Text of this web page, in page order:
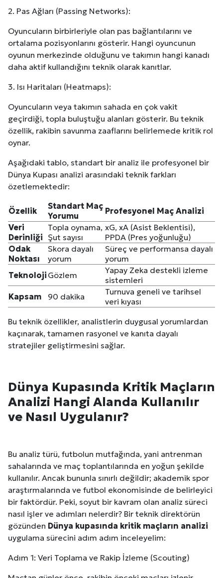
2. Pas Ağları (Passing Networks):
Oyuncuların birbirleriyle olan pas bağlantılarını ve
ortalama pozisyonlarını gösterir. Hangi oyuncunun
oyunun merkezinde olduğunu ve takımın hangi kanadı
daha aktif kullandığını teknik olarak kanıtlar.
3. Isı Haritaları (Heatmaps):
Oyuncuların veya takımın sahada en çok vakit
geçirdiği, topla buluştuğu alanları gösterir. Bu teknik
özellik, rakibin savunma zaaflarını belirlemede kritik rol
oynar.
Aşağıdaki tablo, standart bir analiz ile profesyonel bir
Dünya Kupası analizi arasındaki teknik farkları
özetlemektedir:
Özellik
Standart Maç
Yorumu
Profesyonel Maç Analizi
Veri
Derinliği
Topla oynama,
Şut sayısı
xG, xA (Asist Beklentisi),
PPDA (Pres yoğunluğu)
Odak
Noktası
Skora dayalı
yorum
Süreç ve performansa dayalı
yorum
Teknoloji Gözlem
Yapay Zeka destekli izleme
sistemleri
Kapsam
90 dakika
Turnuva geneli ve tarihsel
veri kıyası
Bu teknik özellikler, analistlerin duygusal yorumlardan
kaçınarak, tamamen rasyonel ve kanıta dayalı
stratejiler geliştirmesini sağlar.
Dünya Kupasında Kritik Maçların
Analizi Hangi Alanda Kullanılır
ve Nasıl Uygulanır?
Bu analiz türü, futbolun mutfağında, yani antrenman
sahalarında ve maç toplantılarında en yoğun şekilde
kullanılır. Ancak bununla sınırlı değildir; akademik spor
araştırmalarında ve futbol ekonomisinde de belirleyici
bir faktördür. Peki, soyut bir kavram olan analiz süreci
nasıl işler ve adımları nelerdir? Bir teknik direktörün
gözünden Dünya kupasında kritik maçların analizi
uygulama sürecini adım adım inceleyelim:
Adım 1: Veri Toplama ve Rakip İzleme (Scouting)
Kuzu Fileto Seçimi ve Pişirme Önerileri: Yumuşak
Dar Tavanlı Alanlar İçin Oval Hava Kanalı Avantajları